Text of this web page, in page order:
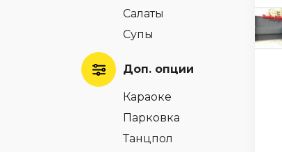
Салаты
Супы
Доп. опции
Караоке
Парковка
Танцпол